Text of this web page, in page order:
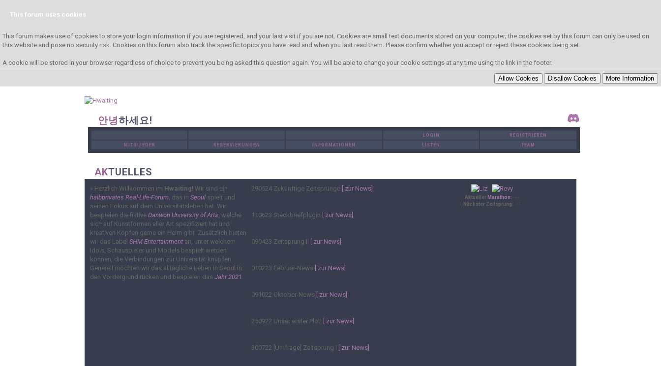
This forum uses cookies
This forum makes use of cookies to store your login information if you are registered, and your last visit if you are not. Cookies are small text documents stored on your computer; the cookies set by this forum can only be used on
this website and pose no security risk. Cookies on this forum also track the specific topics you have read and when you last read them. Please confirm whether you accept or reject these cookies being set.
A cookie will be stored in your browser regardless of choice to prevent you being asked this question again. You will be able to change your cookie settings at any time using the link in the footer.
안녕하세요!
LOGIN
REGISTRIEREN
MITGLIEDER
RESERVIERUNGEN INFORMATIONEN LISTEN TEAM
AKTUELLES
» Herzlich Willkommen im Hwaiting! Wir sind ein
halbprivates Real-Life-Forum, das in Seoul spielt und
seinen Fokus auf dem Universitätsleben hat. Wir
bespielen die fiktive Danwon University of Arts, welche
sich auf Kunstformen aller Art spezifiziert hat und
kreativen Köpfen gerne ein Heim gibt. Zusätzlich bieten
wir das Label SHM Entertainment an, unter welchem
Idols, Schauspieler und Models bespielt werden
können, die Verbindungen zur Universität knüpfen.
Generell möchten wir das alltägliche Leben in Seoul in
den Vordergrund rücken und bespielen das Jahr 2021.
290524 Zukünftige Zeitsprünge [ zur News]
110623 Steckbriefplugin [ zur News]
090423 Zeitsprung II [ zur News]
010223 Februar-News [ zur News]
091022 Oktober-News [ zur News]
250922 Unser erster Plot! [ zur News]
300722 [Umfrage] Zeitsprung I [ zur News]
Aktueller Marathon: - - -
Nächster Zeitsprung: - - -